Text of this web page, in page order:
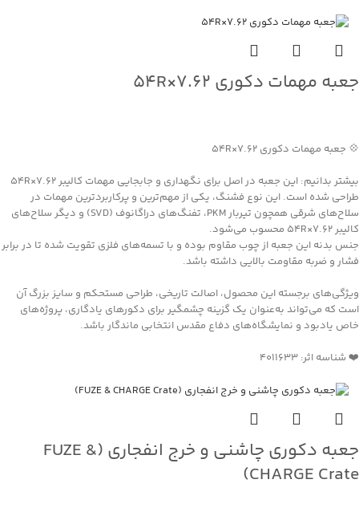
جعبه مهمات دکوری ۷.۶۲×۵۴R
💠 جعبه مهمات دکوری ۷.۶۲×۵۴R
بیشتر بدانیم: این جعبه در اصل برای نگهداری و جابجایی مهمات کالیبر ۷.۶۲×۵۴R
طراحی شده است. این نوع فشنگ، یکی از مهم‌ترین و پرکاربردترین مهمات در
سلاح‌های شرقی همچون تیربار PKM، تفنگ‌های دراگانوف (SVD) و دیگر سلاح‌های
کالیبر ۷.۶۲×۵۴R محسوب می‌شود.
جنس بدنه این جعبه از چوب مقاوم بوده و با تسمه‌های فلزی تقویت شده تا در برابر
فشار و ضربه مقاومت بالایی داشته باشد.
ویژگی‌های برجسته این محصول، اصالت تاریخی، طراحی مستحکم و سایز بزرگ آن
است که می‌تواند به‌عنوان یک گزینه چشمگیر برای دکورهای یادگاری، پروژه‌های
خاص یادبود و نمایشگاه‌های دفاع مقدس انتخابی ماندگار باشد.
❤️ شناسه اثر: 4011633
جعبه دکوری چاشنی و خرج انفجاری (FUZE &
CHARGE Crate)